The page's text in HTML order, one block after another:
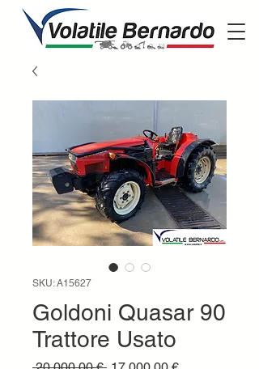
SKU: A15627
Goldoni Quasar 90
Trattore Usato